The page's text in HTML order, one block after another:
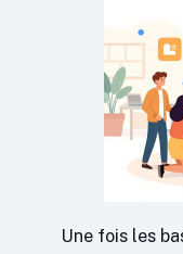
Une fois les